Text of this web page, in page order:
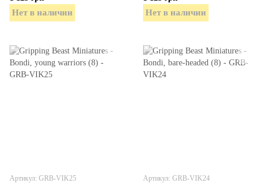
Нет в наличии Нет в наличии
Артикул: GRB-VIK25 Артикул: GRB-VIK24